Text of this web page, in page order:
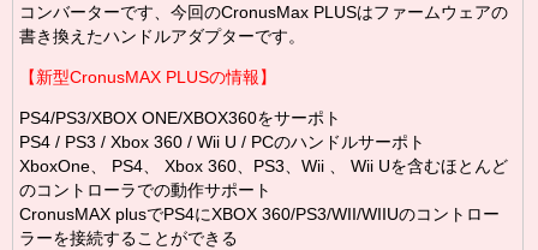
コンバーターです、今回のCronusMax PLUSはファームウェアの
書き換えたハンドルアダプターです。
【新型CronusMAX PLUSの情報】
PS4/PS3/XBOX ONE/XBOX360をサーポト
PS4 / PS3 / Xbox 360 / Wii U / PCのハンドルサーポト
XboxOne、 PS4、 Xbox 360、PS3、Wii 、 Wii Uを含むほとんど
のコントローラでの動作サポート
CronusMAX plusでPS4にXBOX 360/PS3/WII/WIIUのコントロー
ラーを接続することができる